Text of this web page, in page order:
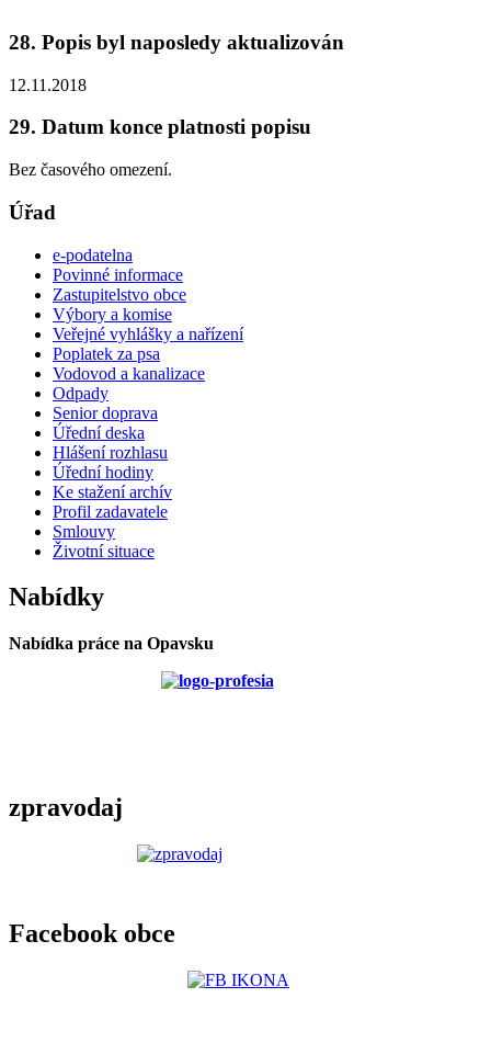
28. Popis byl naposledy aktualizován
12.11.2018
29. Datum konce platnosti popisu
Bez časového omezení.
Úřad
e-podatelna
Povinné informace
Zastupitelstvo obce
Výbory a komise
Veřejné vyhlášky a nařízení
Poplatek za psa
Vodovod a kanalizace
Odpady
Senior doprava
Úřední deska
Hlášení rozhlasu
Úřední hodiny
Ke stažení archív
Profil zadavatele
Smlouvy
Životní situace
Nabídky
Nabídka práce na Opavsku
zpravodaj
Facebook obce